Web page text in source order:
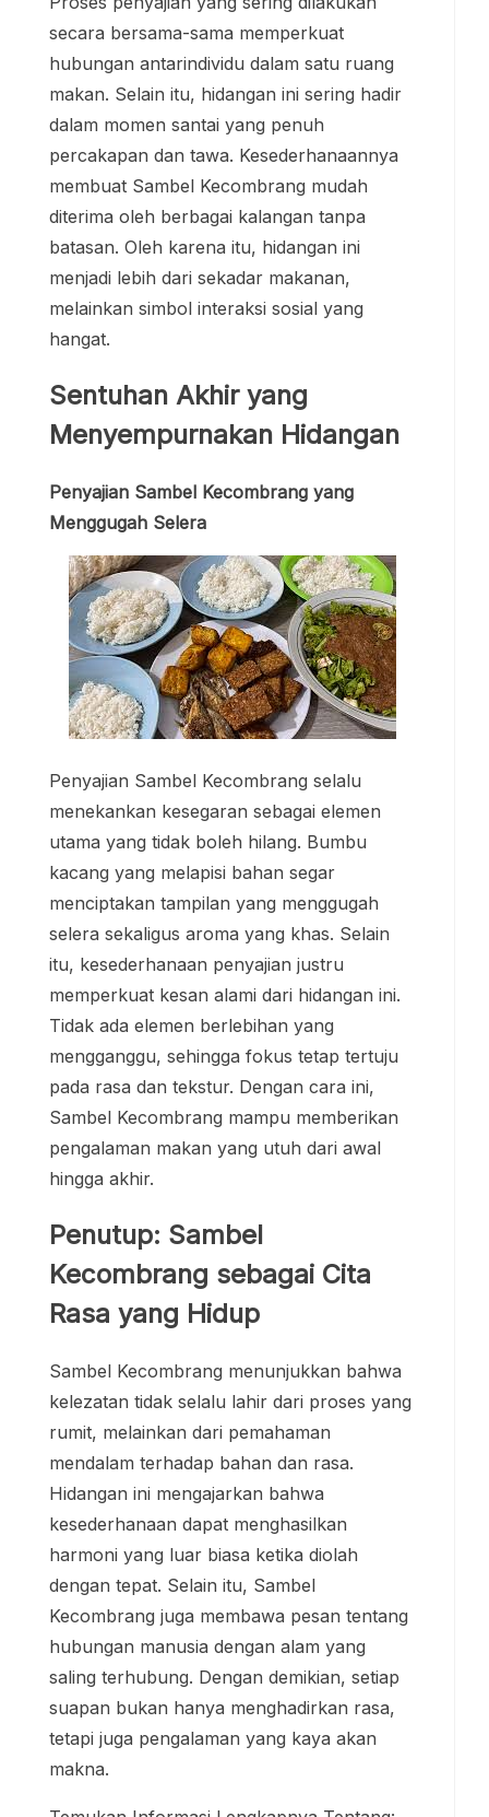
secara bersama-sama memperkuat
hubungan antarindividu dalam satu ruang
makan. Selain itu, hidangan ini sering hadir
dalam momen santai yang penuh
percakapan dan tawa. Kesederhanaannya
membuat Sambel Kecombrang mudah
diterima oleh berbagai kalangan tanpa
batasan. Oleh karena itu, hidangan ini
menjadi lebih dari sekadar makanan,
melainkan simbol interaksi sosial yang
hangat.
Sentuhan Akhir yang
Menyempurnakan Hidangan
Penyajian Sambel Kecombrang yang
Menggugah Selera
Penyajian Sambel Kecombrang selalu
menekankan kesegaran sebagai elemen
utama yang tidak boleh hilang. Bumbu
kacang yang melapisi bahan segar
menciptakan tampilan yang menggugah
selera sekaligus aroma yang khas. Selain
itu, kesederhanaan penyajian justru
memperkuat kesan alami dari hidangan ini.
Tidak ada elemen berlebihan yang
mengganggu, sehingga fokus tetap tertuju
pada rasa dan tekstur. Dengan cara ini,
Sambel Kecombrang mampu memberikan
pengalaman makan yang utuh dari awal
hingga akhir.
Penutup: Sambel
Kecombrang sebagai Cita
Rasa yang Hidup
Sambel Kecombrang menunjukkan bahwa
kelezatan tidak selalu lahir dari proses yang
rumit, melainkan dari pemahaman
mendalam terhadap bahan dan rasa.
Hidangan ini mengajarkan bahwa
kesederhanaan dapat menghasilkan
harmoni yang luar biasa ketika diolah
dengan tepat. Selain itu, Sambel
Kecombrang juga membawa pesan tentang
hubungan manusia dengan alam yang
saling terhubung. Dengan demikian, setiap
suapan bukan hanya menghadirkan rasa,
tetapi juga pengalaman yang kaya akan
makna.